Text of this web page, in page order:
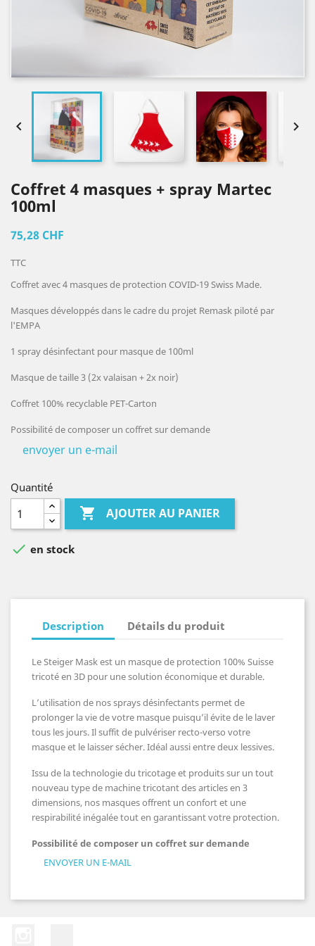
 
Coffret 4 masques + spray Martec
100ml
75,28 CHF
TTC
Coffret avec 4 masques de protection COVID-19 Swiss Made.
Masques développés dans le cadre du projet Remask piloté par
l'EMPA
1 spray désinfectant pour masque de 100ml
Masque de taille 3 (2x valaisan + 2x noir)
Coffret 100% recyclable PET-Carton
Possibilité de composer un coffret sur demande
envoyer un e-mail
Quantité
 AJOUTER AU PANIER
 en stock
Description Détails du produit
Le Steiger Mask est un masque de protection 100% Suisse
tricoté en 3D pour une solution économique et durable.
L’utilisation de nos sprays désinfectants permet de
prolonger la vie de votre masque puisqu’il évite de le laver
tous les jours. Il suffit de pulvériser recto-verso votre
masque et le laisser sécher. Idéal aussi entre deux lessives.
Issu de la technologie du tricotage et produits sur un tout
nouveau type de machine tricotant des articles en 3
dimensions, nos masques offrent un confort et une
respirabilité inégalée tout en garantissant votre protection.
Possibilité de composer un coffret sur demande
ENVOYER UN E-MAIL